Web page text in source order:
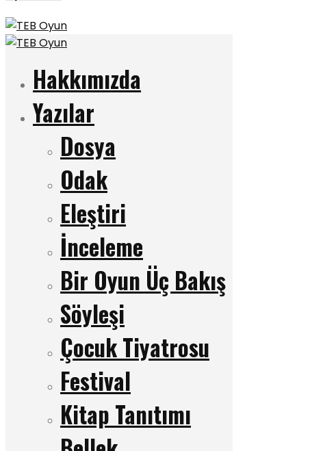
Hakkımızda
Yazılar
Dosya
Odak
Eleştiri
İnceleme
Bir Oyun Üç Bakış
Söyleşi
Çocuk Tiyatrosu
Festival
Kitap Tanıtımı